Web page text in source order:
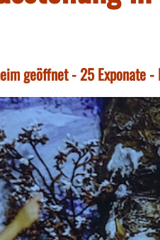
geöffnet - 25 Exponate -